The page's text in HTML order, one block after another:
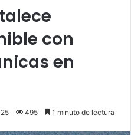
con
en
495 1 minuto de lectura